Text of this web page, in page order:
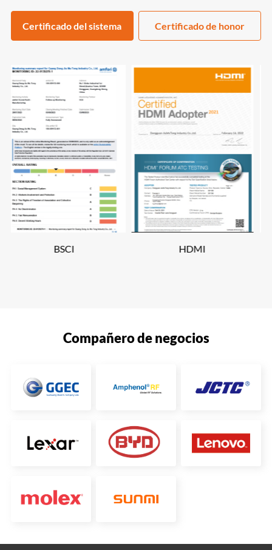
Certificado del sistema Certificado de honor
HDMI ISO9001
Miembro del
conector de
Enterprise honesto
en la provincia de
Compañero de negocios